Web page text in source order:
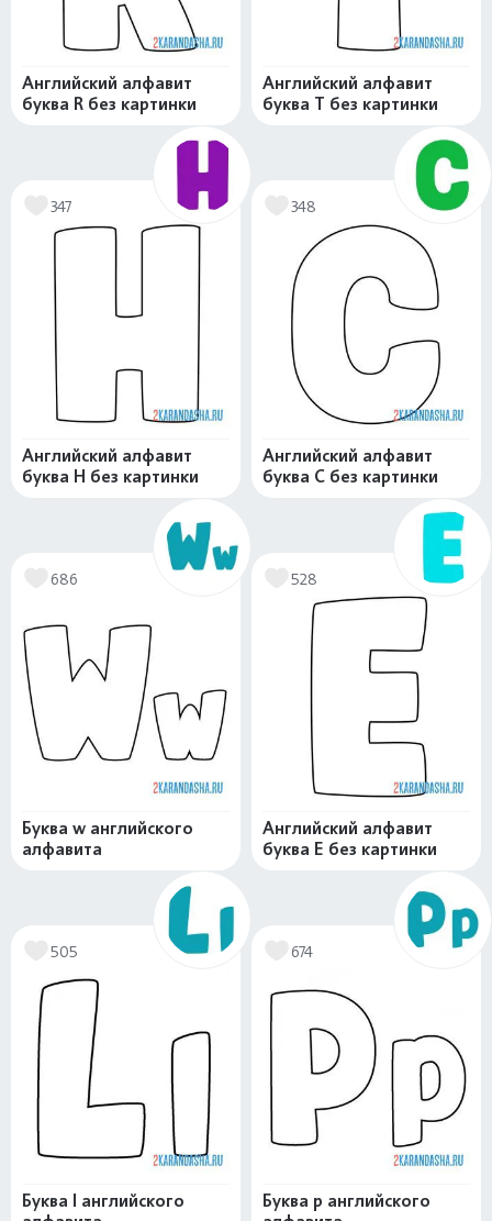
Английский алфавит
буква R без картинки
Английский алфавит
буква T без картинки
347
Английский алфавит
буква H без картинки
348
Английский алфавит
буква C без картинки
686
Буква w английского
алфавита
528
Английский алфавит
буква E без картинки
505
Буква l английского
674
Буква p английского